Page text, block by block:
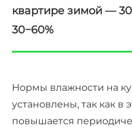
квартире зимой —
30−60%
Нормы влажности на
установлены, так как в
повышается